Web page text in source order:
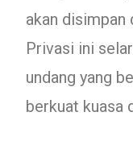
akan disimpan
Privasi ini
undang yang
berkuat kuasa